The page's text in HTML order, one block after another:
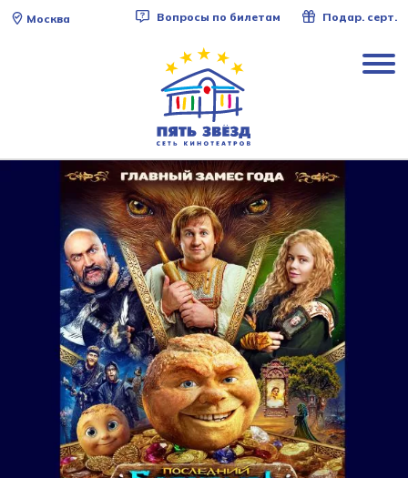
Москва Вопросы по билетам Подар. серт.